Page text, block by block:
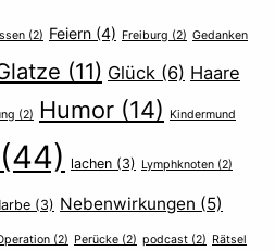
(2) Feiern (4) Freiburg (2) Gedanken
(11) Glück (6) Haare
(2) Humor (14) Kindermund
(44) lachen (3) Lymphknoten (2)
(3) Nebenwirkungen (5)
(2) Perücke (2) podcast (2) Rätsel